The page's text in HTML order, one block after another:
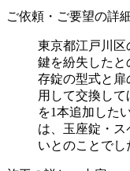
ご依頼・ご要望の詳
東京都江戸川
鍵を紛失した
存錠の型式と扉
用して交換し
を1本追加した
は、玉座錠・
いとのことでし